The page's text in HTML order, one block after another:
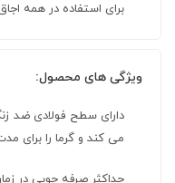
برای استفاده در همه
ویژگی های محصول:
دارای سطح فولادی ضد
می کند و گرما را برای
حداکثر صرفه جویی در